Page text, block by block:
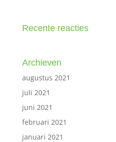
Recente reacties
Archieven
augustus 2021
juli 2021
juni 2021
februari 2021
januari 2021